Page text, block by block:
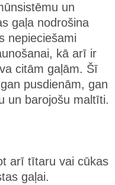
un
gaļa nodrošina
nepieciešami
kā arī ir
citām gaļām. Šī
pusdienām, gan
un barojošu maltīti.
arī tītaru vai cūkas
gaļai.